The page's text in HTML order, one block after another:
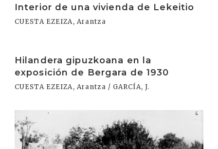
Interior de una vivienda de Lekeitio
CUESTA EZEIZA, Arantza
Hilandera gipuzkoana en la
exposición de Bergara de 1930
CUESTA EZEIZA, Arantza / GARCÍA, J.
Irakurri